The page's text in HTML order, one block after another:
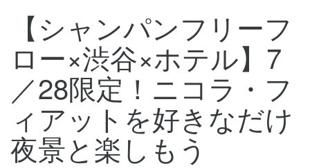
【シャンパンフリーフ
ロー×渋谷×ホテル】7
／28限定！ニコラ・フ
ィアットを好きなだけ
夜景と楽しもう